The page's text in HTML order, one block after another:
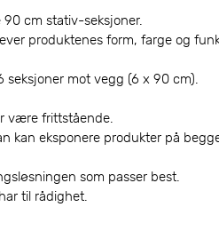
90 cm stativ-seksjoner.
produktenes form, farge og
mot vegg (6 x 90 cm).
være frittstående.
kan eksponere produkter på
som passer best.
til rådighet.